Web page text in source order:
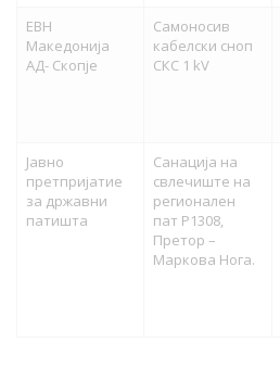
ЕВН
Македонија
АД- Скопје
Самоносив
кабелски сноп
СКС 1 kV
Јавно
претпријатие
за државни
патишта
Санација на
свлечиште на
регионален
пат Р1308,
Претор –
Маркова Нога.